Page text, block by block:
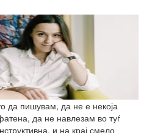
да пишувам, да не е некоја
да не навлезам во туѓ
и на крај смело